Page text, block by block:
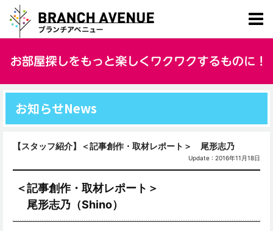
お知らせNews
【スタッフ紹介】＜記事創作・取材レポート＞ 尾形志乃
Update : 2016年11月18日
＜記事創作・取材レポート＞
尾形志乃（Shino）